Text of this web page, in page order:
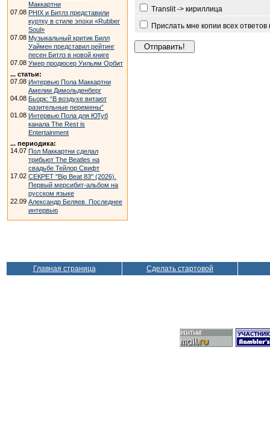
Маккартни
07.08 PHIX и Битлз представили
куртку в стиле эпохи «Rubber
Soul»
07.08 Музыкальный критик Билл
Уаймен представил рейтинг
песен Битлз в новой книге
07.08 Умер продюсер Уильям Орбит
... статьи:
07.08 Интервью Пола Маккартни
Амелии Димольденберг
04.08 Бьорк: “В воздухе витают
разительные перемены”
01.08 Интервью Пола для ЮТуб
канала The Rest is
Entertainment
... периодика:
14.07 Пол Маккартни сделал
трибьют The Beatles на
свадьбе Тейлор Свифт
17.02 СЕКРЕТ "Big Beat 83" (2026).
Первый мерсибит-альбом на
русском языке
22.09 Александр Беляев. Последнее
интервью
Translit -> кириллица
Прислать мне копии всех
Главная страница Сделать стартовой